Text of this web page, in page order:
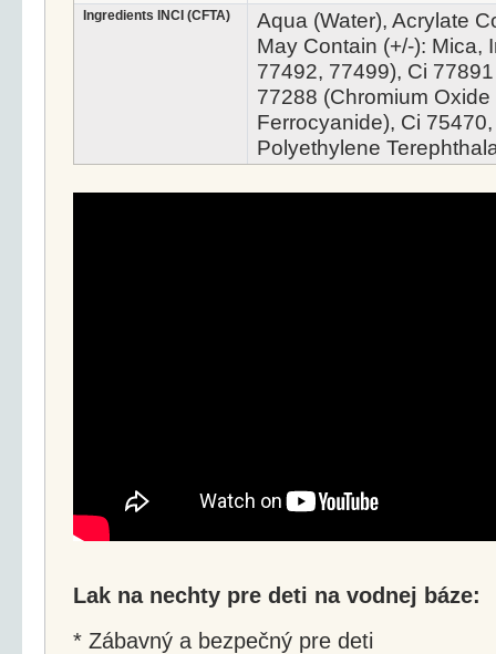
Ingredients INCI (CFTA)
Aqua (Water), Acrylate
May Contain (+/-): Mica,
77492, 77499), Ci
77288 (Chromium
Ferrocyanide), Ci
Polyethylene
Lak na nechty pre deti na vodnej báze:
* Zábavný a bezpečný pre deti